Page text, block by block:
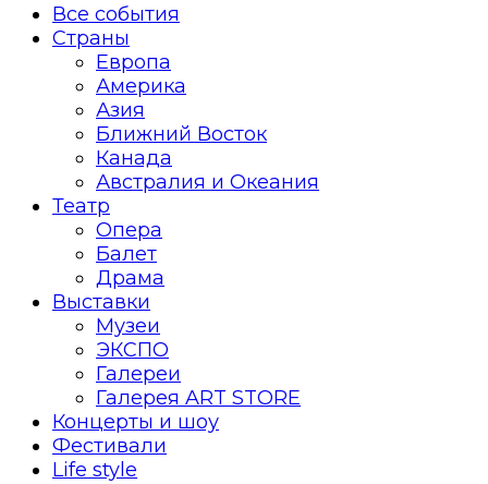
Все события
Страны
Европа
Америка
Азия
Ближний Восток
Канада
Австралия и Океания
Театр
Опера
Балет
Драма
Выставки
Музеи
ЭКСПО
Галереи
Галерея ART STORE
Концерты и шоу
Фестивали
Life style